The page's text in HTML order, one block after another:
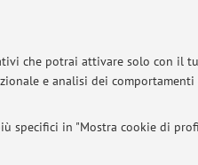
che potrai attivare solo con il
e analisi dei
specifici in "Mostra cookie di